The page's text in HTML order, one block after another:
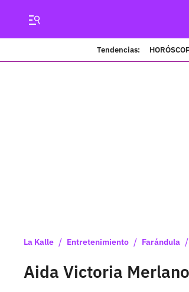
Tendencias:
La Kalle / Entretenimiento / Farándula /
Aida Victoria